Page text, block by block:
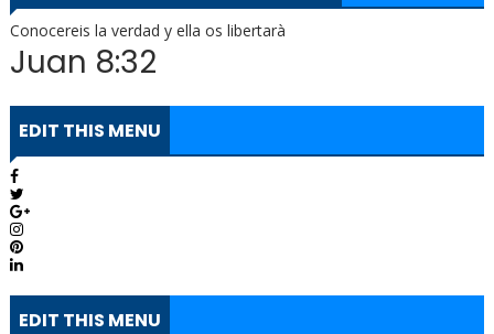
Conocereis la verdad y ella os libertarà
Juan 8:32
EDIT THIS MENU
EDIT THIS MENU